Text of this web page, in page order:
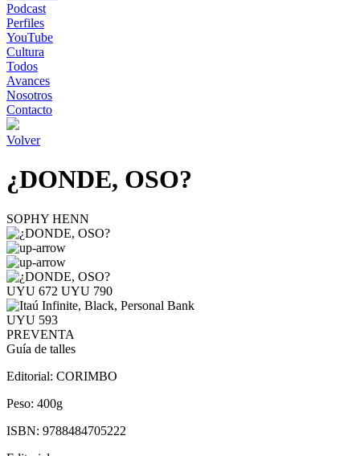
Podcast
Perfiles
YouTube
Cultura
Todos
Avances
Nosotros
Contacto
Volver
¿DONDE, OSO?
SOPHY HENN
UYU 672 UYU 790
UYU 593
PREVENTA
Guía de talles
Editorial: CORIMBO
Peso: 400g
ISBN: 9788484705222